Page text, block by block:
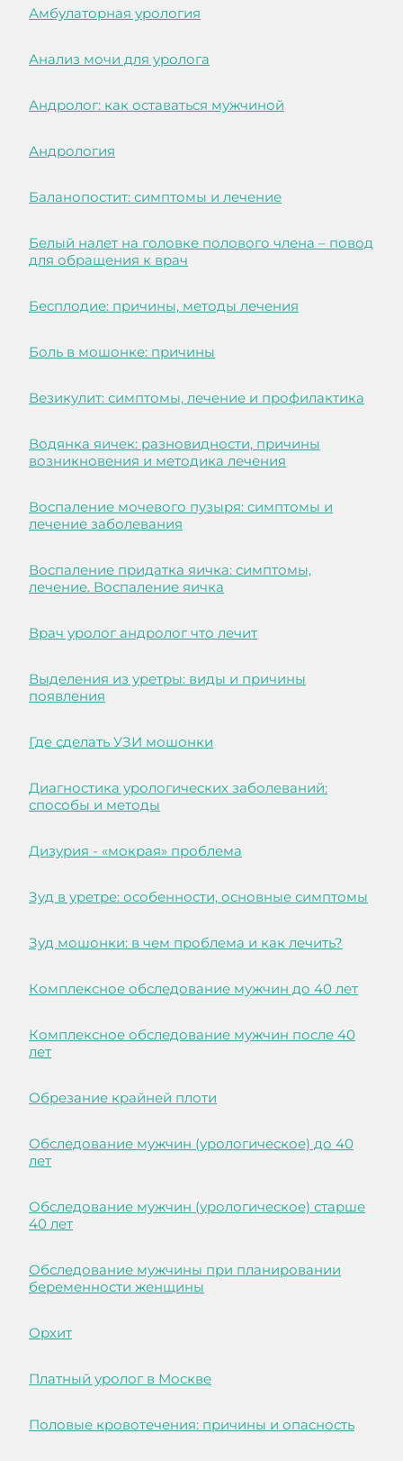
Амбулаторная урология
Анализ мочи для уролога
Андролог: как оставаться мужчиной
Андрология
Баланопостит: симптомы и лечение
Белый налет на головке полового члена – повод
для обращения к врач
Бесплодие: причины, методы лечения
Боль в мошонке: причины
Везикулит: симптомы, лечение и профилактика
Водянка яичек: разновидности, причины
возникновения и методика лечения
Воспаление мочевого пузыря: симптомы и
лечение заболевания
Воспаление придатка яичка: симптомы,
лечение. Воспаление яичка
Врач уролог андролог что лечит
Выделения из уретры: виды и причины
появления
Где сделать УЗИ мошонки
Диагностика урологических заболеваний:
способы и методы
Дизурия - «мокрая» проблема
Зуд в уретре: особенности, основные симптомы
Зуд мошонки: в чем проблема и как лечить?
Комплексное обследование мужчин до 40 лет
Комплексное обследование мужчин после 40
лет
Обрезание крайней плоти
Обследование мужчин (урологическое) до 40
лет
Обследование мужчин (урологическое) старше
40 лет
Обследование мужчины при планировании
беременности женщины
Орхит
Платный уролог в Москве
Половые кровотечения: причины и опасность